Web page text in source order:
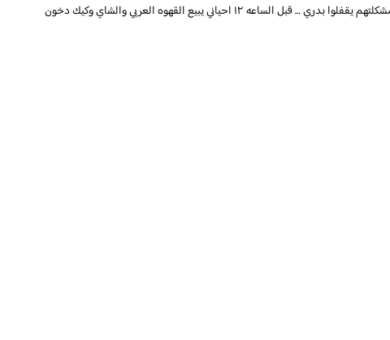
ديوانيه كويسه وقهوتهم لذيذه لكن مشكلتهم يقفلوا بدري … قبل الساعه ١٢ احياني يبيع القهوه العربي والشاي وكيك دخون